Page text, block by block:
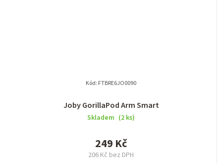
Joby GorillaPod Arm Smart
Skladem (2 ks)
206 Kč bez DPH
249 Kč
Kód: FTBRE6JO0090